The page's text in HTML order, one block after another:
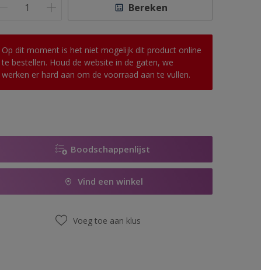
Bereken
Op dit moment is het niet mogelijk dit product online
te bestellen. Houd de website in de gaten, we
werken er hard aan om de voorraad aan te vullen.
Boodschappenlijst
Vind een winkel
Voeg toe aan klus